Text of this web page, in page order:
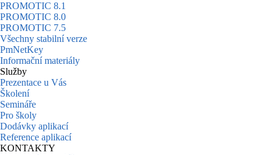
PROMOTIC 8.1
PROMOTIC 8.0
PROMOTIC 7.5
Všechny stabilní verze
PmNetKey
Informační materiály
Služby
Prezentace u Vás
Školení
Semináře
Pro školy
Dodávky aplikací
Reference aplikací
KONTAKTY